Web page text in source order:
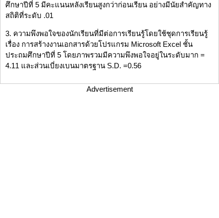
ศึกษาปีที่ 5 มีคะแนนหลังเรียนสูงกว่าก่อนเรียน อย่างมีนัยสำคัญทาง
สถิติที่ระดับ .01
3. ความพึงพอใจของนักเรียนที่มีต่อการเรียนรู้โดยใช้ชุดการเรียนรู้
เรื่อง การสร้างงานเอกสารด้วยโปรแกรม Microsoft Excel ชั้น
ประถมศึกษาปีที่ 5 โดยภาพรวมมีความพึงพอใจอยู่ในระดับมาก =
4.11 และส่วนเบี่ยงเบนมาตรฐาน S.D. =0.56
Advertisement